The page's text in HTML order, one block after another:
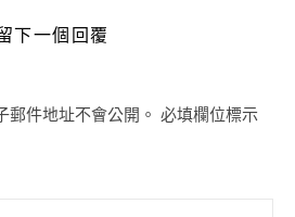
下一個回覆
件地址不會公開。 必填欄位標示